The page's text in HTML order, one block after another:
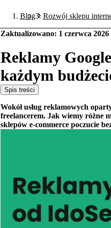
Blog Rozwój sklepu
Zaktualizowano: 1 czerwca 2026
Reklamy
każdym
Spis treści
Wokół usług reklamowych
freelancerem. Jak wiemy różne
sklepów e-commerce poczucie